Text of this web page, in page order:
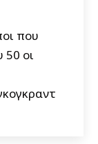
που
50 οι